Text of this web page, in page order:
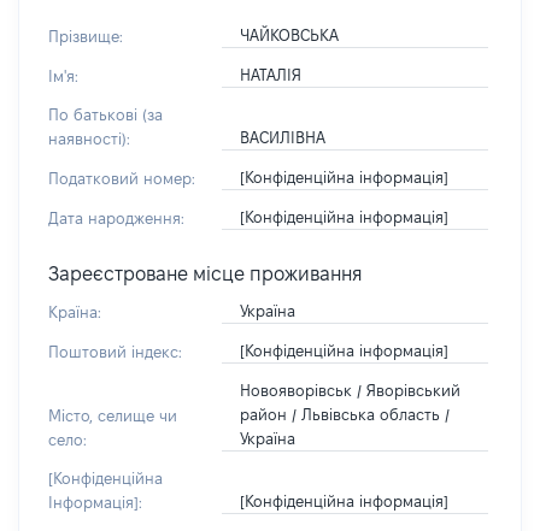
Прізвище: ЧАЙКОВСЬКА
Ім'я: НАТАЛІЯ
По батькові (за
наявності):
ВАСИЛІВНА
Податковий номер: [Конфіденційна інформація]
Дата народження: [Конфіденційна інформація]
Зареєстроване місце проживання
Країна: Україна
Поштовий індекс: [Конфіденційна інформація]
Місто, селище чи
село:
Новояворівськ / Яворівський
район / Львівська область /
Україна
[Конфіденційна
Інформація]:
[Конфіденційна інформація]